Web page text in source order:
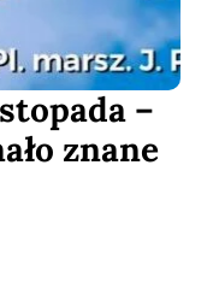
–
znane